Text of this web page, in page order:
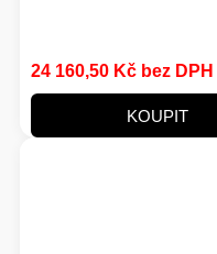
24 160,50 Kč bez DPH
KOUPIT